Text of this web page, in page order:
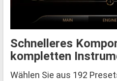
Schnelleres
kompletten
Wählen Sie aus 192